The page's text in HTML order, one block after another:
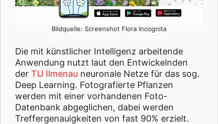
Bildquelle: Screenshot Flora Incognita
Die mit künstlicher Intelligenz arbeitende
Anwendung nutzt laut den Entwickelnden
der TU Ilmenau neuronale Netze für das sog.
Deep Learning. Fotografierte Pflanzen
werden mit einer vorhandenen Foto-
Datenbank abgeglichen, dabei werden
Treffergenauigkeiten von fast 90% erzielt.